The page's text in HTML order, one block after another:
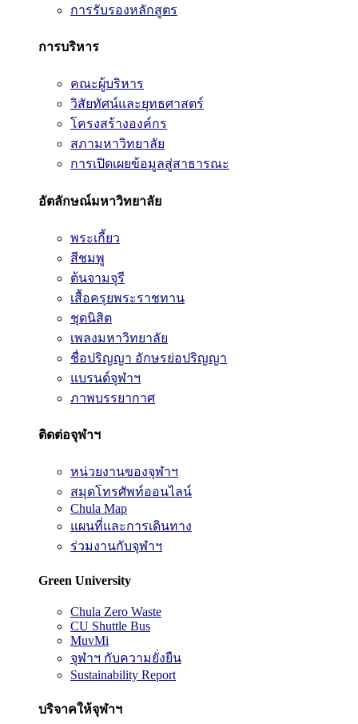
การรับรองหลักสูตร
การบริหาร
คณะผู้บริหาร
วิสัยทัศน์และยุทธศาสตร์
โครงสร้างองค์กร
สภามหาวิทยาลัย
การเปิดเผยข้อมูลสู่สาธารณะ
อัตลักษณ์มหาวิทยาลัย
พระเกี้ยว
สีชมพู
ต้นจามจุรี
เสื้อครุยพระราชทาน
ชุดนิสิต
เพลงมหาวิทยาลัย
ชื่อปริญญา อักษรย่อปริญญา
แบรนด์จุฬาฯ
ภาพบรรยากาศ
ติดต่อจุฬาฯ
หน่วยงานของจุฬาฯ
สมุดโทรศัพท์ออนไลน์
Chula Map
แผนที่และการเดินทาง
ร่วมงานกับจุฬาฯ
Green University
Chula Zero Waste
CU Shuttle Bus
MuvMi
จุฬาฯ กับความยั่งยืน
Sustainability Report
บริจาคให้จุฬาฯ